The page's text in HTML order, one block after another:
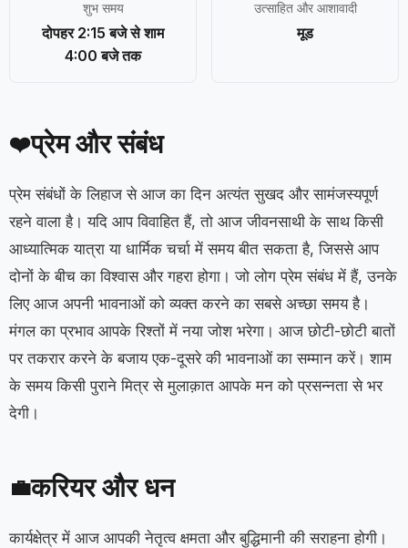
शुभ समय
दोपहर 2:15 बजे से शाम
4:00 बजे तक
उत्साहित और आशावादी
मूड
❤️प्रेम और संबंध
प्रेम संबंधों के लिहाज से आज का दिन अत्यंत सुखद और सामंजस्यपूर्ण
रहने वाला है। यदि आप विवाहित हैं, तो आज जीवनसाथी के साथ किसी
आध्यात्मिक यात्रा या धार्मिक चर्चा में समय बीत सकता है, जिससे आप
दोनों के बीच का विश्वास और गहरा होगा। जो लोग प्रेम संबंध में हैं, उनके
लिए आज अपनी भावनाओं को व्यक्त करने का सबसे अच्छा समय है।
मंगल का प्रभाव आपके रिश्तों में नया जोश भरेगा। आज छोटी-छोटी बातों
पर तकरार करने के बजाय एक-दूसरे की भावनाओं का सम्मान करें। शाम
के समय किसी पुराने मित्र से मुलाक़ात आपके मन को प्रसन्नता से भर
देगी।
💼करियर और धन
कार्यक्षेत्र में आज आपकी नेतृत्व क्षमता और बुद्धिमानी की सराहना होगी।